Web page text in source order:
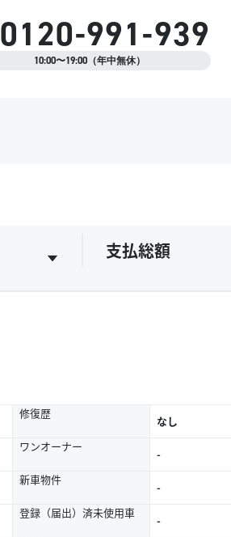
0120-991-939
10:00〜19:00（年中無休）
支払総額
修復歴
なし
ワンオーナー
-
新車物件
-
登録（届出）済未使用車
-